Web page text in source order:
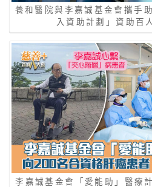
養和醫院與李嘉誠基金會攜手
入資助計劃」資助百
李嘉誠基金會「愛能助」醫療